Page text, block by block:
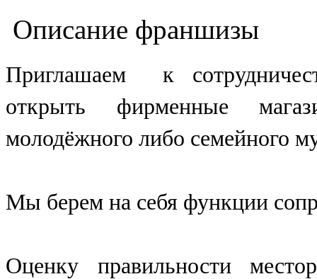
Описание франшизы
Приглашаем к
открыть фирменные
молодёжного либо семейного
Мы берем на себя функции
Оценку правильности